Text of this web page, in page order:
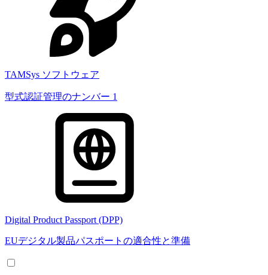
TAMSys ソフトウェア
型式認証管理のナンバー 1
Digital Product Passport (DPP)
EUデジタル製品パスポートの適合性と準備